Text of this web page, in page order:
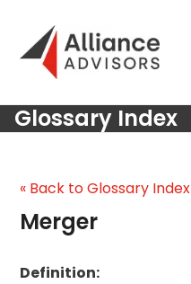
content
Glossary Index
« Back to Glossary Index
Merger
Definition: